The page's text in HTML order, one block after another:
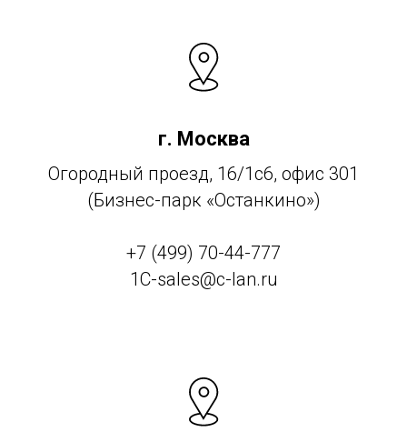
г. Москва
Огородный проезд, 16/1с6, офис 301
(Бизнес-парк «Останкино»)
+7 (499) 70-44-777
1C-sales@c-lan.ru